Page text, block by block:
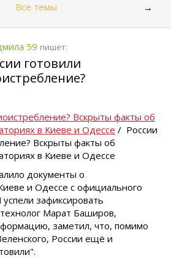
Все темы →
59 пишет:
готовили
Вскрыты факты об
в Киеве и Одессе / России
Вскрыты факты об
в Киеве и Одессе
документы о
и Одессе с официального
зафиксировать
Марат Баширов,
заметил, что, помимо
России ещё и